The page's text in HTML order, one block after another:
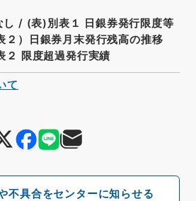
不具合をセンターに知らせる
し / (表)別表１ 日銀券発行限度等
２）日銀券月末発行残高の推移
２ 限度超過発行実績
て